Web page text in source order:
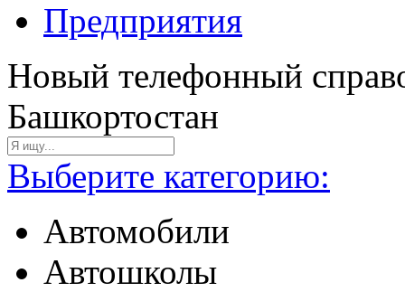
Предприятия
Новый телефонный
Башкортостан
Выберите категорию:
Автомобили
Автошколы